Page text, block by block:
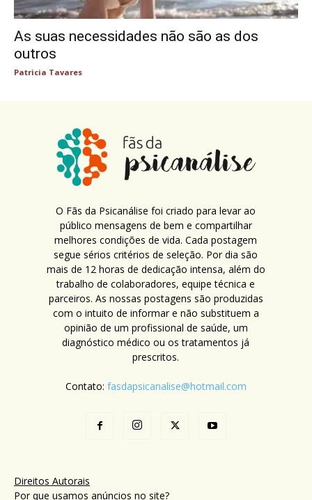
As suas necessidades não são as dos
outros
Patricia Tavares
O Fãs da Psicanálise foi criado para levar ao
público mensagens de bem e compartilhar
melhores condições de vida. Cada postagem
segue sérios critérios de seleção. Por dia são
mais de 12 horas de dedicação intensa, além do
trabalho de colaboradores, equipe técnica e
parceiros. As nossas postagens são produzidas
com o intuito de informar e não substituem a
opinião de um profissional de saúde, um
diagnóstico médico ou os tratamentos já
prescritos.
Contato: fasdapsicanalise@hotmail.com
Direitos Autorais
Por que usamos anúncios no site?